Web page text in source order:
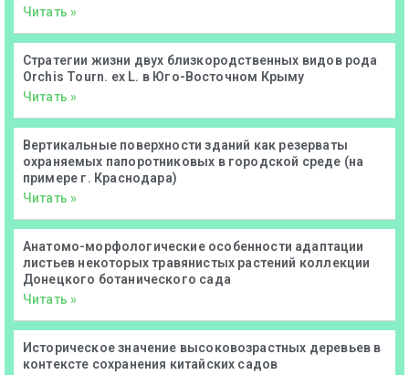
Читать »
Стратегии жизни двух близкородственных видов рода
Orchis Tourn. ex L. в Юго-Восточном Крыму
Читать »
Вертикальные поверхности зданий как резерваты
охраняемых папоротниковых в городской среде (на
примере г. Краснодара)
Читать »
Анатомо-морфологические особенности адаптации
листьев некоторых травянистых растений коллекции
Донецкого ботанического сада
Читать »
Историческое значение высоковозрастных деревьев в
контексте сохранения китайских садов